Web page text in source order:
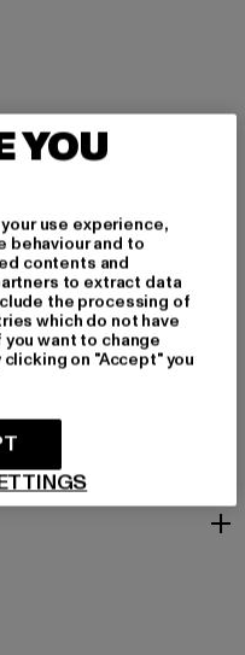
PO Box 2-9F-1D |
YOU
use experience,
behaviour and to
contents and
to extract data
the processing of
which do not have
want to change
on "Accept" you